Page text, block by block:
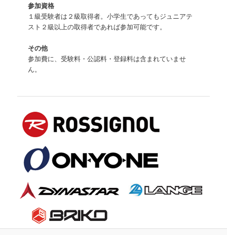
参加資格
１級受験者は２級取得者。小学生であってもジュニアテ
スト２級以上の取得者であれば参加可能です。
その他
参加費に、受験料・公認料・登録料は含まれていませ
ん。